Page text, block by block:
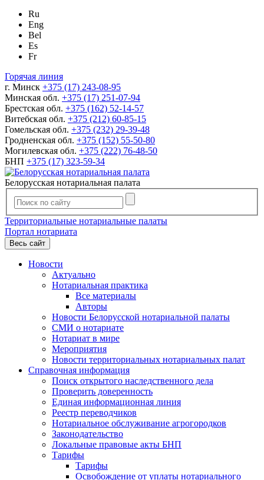
Ru
Eng
Bel
Es
Fr
Горячая линия
г. Минск +375 (17) 243-08-95
Минская обл. +375 (17) 251-07-94
Брестская обл. +375 (162) 52-14-57
Витебская обл. +375 (212) 60-85-15
Гомельская обл. +375 (232) 29-39-48
Гродненская обл. +375 (152) 55-50-80
Могилевская обл. +375 (222) 76-48-50
БНП +375 (17) 323-59-34
Белорусская нотариальная палата
Территориальные нотариальные палаты
Портал нотариата
Весь сайт
Новости
Актуально
Нотариальная практика
Все материалы
Авторы
Новости Белорусской нотариальной палаты
СМИ о нотариате
Нотариат в мире
Мероприятия
Новости территориальных нотариальных палат
Справочная информация
Поиск открытого наследственного дела
Проверить доверенность
Единая информационная линия
Реестр переводчиков
Нотариальное обслуживание агрогородков
Законодательство
Локальные правовые акты БНП
Тарифы
Тарифы
Освобождение от уплаты нотариального